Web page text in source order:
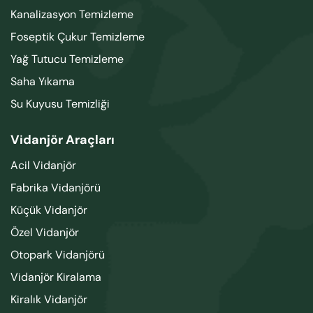
Kanalizasyon Temizleme
Foseptik Çukur Temizleme
Yağ Tutucu Temizleme
Saha Yıkama
Su Kuyusu Temizliği
Vidanjör Araçları
Acil Vidanjör
Fabrika Vidanjörü
Küçük Vidanjör
Özel Vidanjör
Otopark Vidanjörü
Vidanjör Kiralama
Kiralık Vidanjör